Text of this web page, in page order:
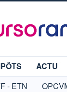
ACTU
- ETN